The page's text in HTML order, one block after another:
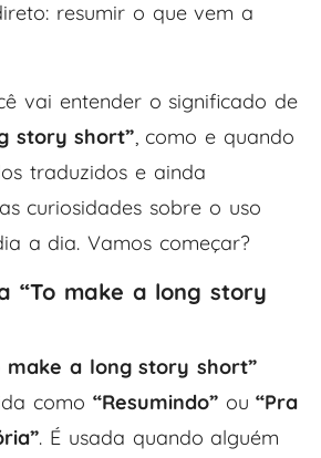
resumir o que vem a
vai entender o significado de
story short”, como e quando
traduzidos e ainda
curiosidades sobre o uso
a dia. Vamos começar?
“To make a long story
make a long story short”
como “Resumindo”ou“Pra
. É usada quando alguém